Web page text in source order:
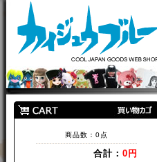
商品数：0点
合計： 0円